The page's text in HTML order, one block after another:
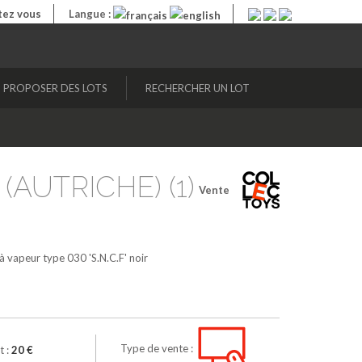
vous Langue :
PROPOSER DES LOTS RECHERCHER UN LOT
Vente
(1)
vapeur type 030 'S.N.C.F' noir
:20 € Type de vente :